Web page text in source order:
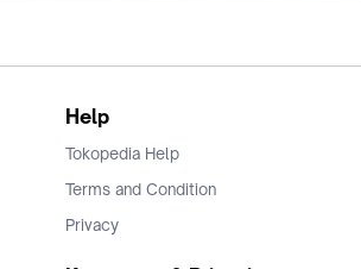
Help
Tokopedia Help
Terms and Condition
Privacy